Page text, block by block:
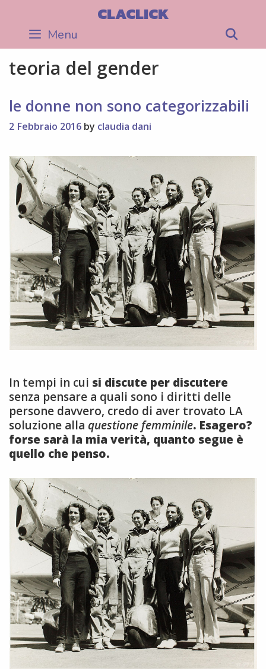
content
CLACLICK
Menu
teoria del gender
le donne non sono categorizzabili
2 Febbraio 2016 by claudia dani
In tempi in cui si discute per discutere
senza pensare a quali sono i diritti delle
persone davvero, credo di aver trovato LA
soluzione alla questione femminile. Esagero?
forse sarà la mia verità, quanto segue è
quello che penso.